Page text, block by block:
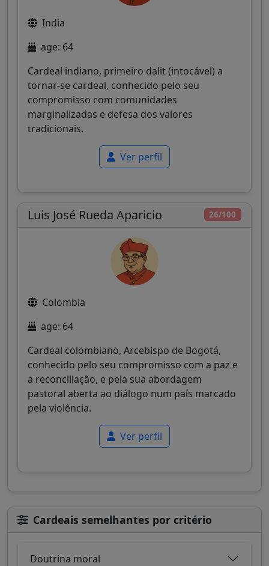
India
age: 64
Cardeal indiano, primeiro dalit (intocável) a
tornar-se cardeal, conhecido pelo seu
compromisso com comunidades
marginalizadas e defesa dos valores
tradicionais.
Ver perfil
26/100
Luis José Rueda Aparicio
Colombia
age: 64
Cardeal colombiano, Arcebispo de Bogotá,
conhecido pelo seu compromisso com a paz e
a reconciliação, e pela sua abordagem
pastoral aberta ao diálogo num país marcado
pela violência.
Ver perfil
Cardeais semelhantes por critério
Doutrina moral